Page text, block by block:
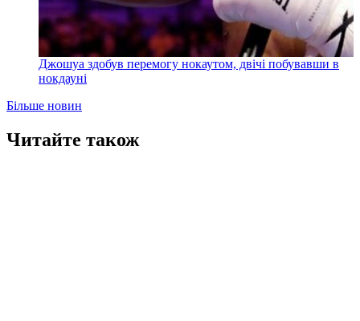
Джошуа здобув перемогу нокаутом, двічі побувавши в
нокдауні
Більше новин
Читайте також